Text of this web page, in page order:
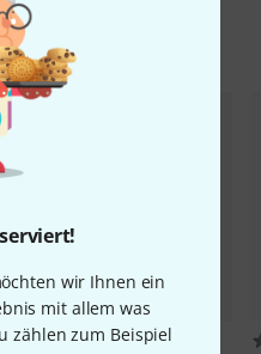
wir Ihnen ein
mit allem was
zählen zum Beispiel
Artikel
649